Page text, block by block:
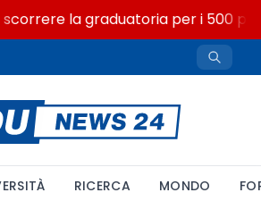
scorrere la graduatoria per i 500
RICERCA MONDO